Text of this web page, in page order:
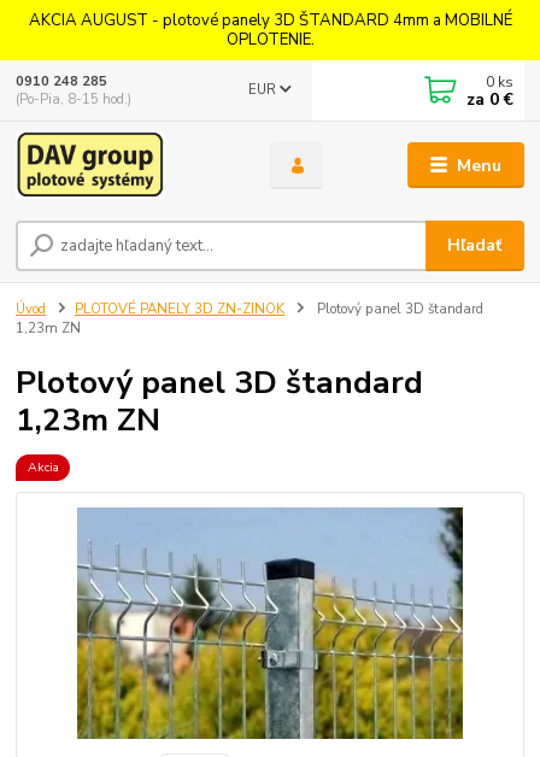
AKCIA AUGUST - plotové panely 3D ŠTANDARD 4mm a MOBILNÉ
OPLOTENIE.
Menu
EUR
Hľadať
0910 248 285
(Po-Pia, 8-15 hod.)
0 ks
za 0 €
Úvod PLOTOVÉ PANELY 3D ZN-ZINOK
Plotový panel 3D štandard
1,23m ZN
Plotový panel 3D štandard
1,23m ZN
Akcia